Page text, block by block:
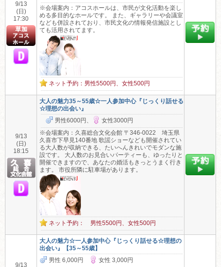
9/13
(日)
17:30
※会場案内：アコスホールは、市民が文化活動を楽し
める多目的なホールです。 また、ギャラリーや会議室
なども併設されており、市民文化の情報発信施設とし
ても活用されてます。
ネット予約：男性5500円、女性500円
9/13
(日)
18:15
大人の魅力35～55歳☆一人参加中心『じっくり話せる
☆理想の出会い』
男性6000円、
女性3000円
※会場案内：久喜総合文化会館 〒346-0022 埼玉県
久喜市下早見140番地 歌謡ショーなども開催されてい
る大人数が収納できる、たいへんきれいでモダンな施
設です。 大人数のお見合いパーティーも、ゆったりと
開催できますので、あなたの婚活もきっとうまく行き
ます。 市役所隣に駐車場があります。
ネット予約： 男性5500円、女性500円
9/13
大人の魅力☆一人参加中心『じっくり話せる☆理想の
出会い』【35～55歳】
男性 6,000円
女性 3,000円